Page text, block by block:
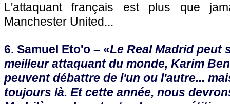
L'attaquant français est plus que
Manchester United...
6. Samuel Eto'o – «Le Real Madrid peut
meilleur attaquant du monde, Karim
peuvent débattre de l'un ou l'autre...
toujours là. Et cette année, nous